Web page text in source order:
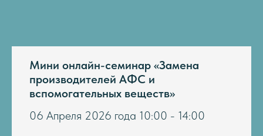
Мини онлайн-семинар «Замена
производителей АФС и
вспомогательных веществ»
06 Апреля 2026 года 10:00 - 14:00